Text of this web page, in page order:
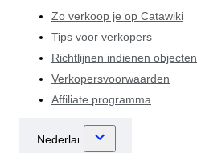
Zo verkoop je op Catawiki
Tips voor verkopers
Richtlijnen indienen objecten
Verkopersvoorwaarden
Affiliate programma